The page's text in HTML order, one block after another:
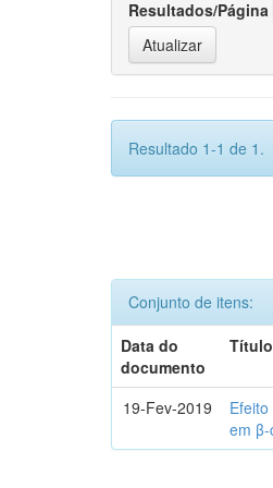
Resultados/Página
Resultado 1-1 de 1.
Conjunto de itens:
Data do
documento
Título
19-Fev-2019
em